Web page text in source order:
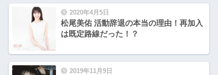
2020年4月5日
松尾美佑 活動辞退の本当の理由！再加入
は既定路線だった！？
2019年11月9日